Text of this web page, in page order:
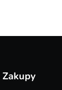
Zakupy